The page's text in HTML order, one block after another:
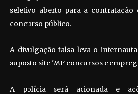
seletivo aberto para a contratação
concurso público.
A divulgação falsa leva o
suposto site 'MF concursos e
A polícia será acionada e